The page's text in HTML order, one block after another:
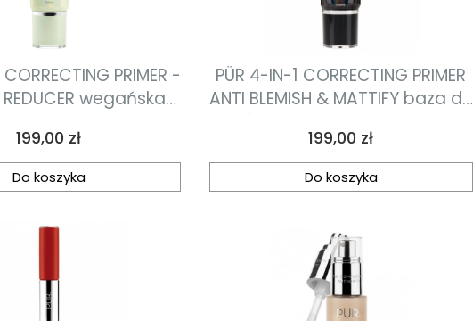
PRIMER -
REDUCER wegańska
i niwelującym
30ml
Cena
199,00 zł
Do koszyka
PÜR 4-IN-1 CORRECTING PRIMER
ANTI BLEMISH & MATTIFY baza do
skóry trądzikowej z kwasem
salicylowym i detoksykującym
węglem 30ml
Cena
199,00 zł
Do koszyka